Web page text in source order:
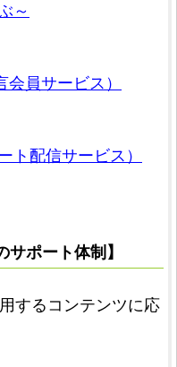
～
員サービス）
配信サービス）
ポート体制】
するコンテンツに応